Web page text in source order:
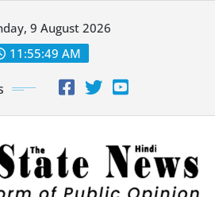
9 August 2026
11:55:50 AM